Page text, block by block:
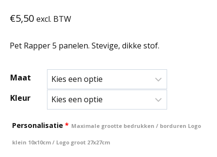
€5,50 excl. BTW
Pet Rapper 5 panelen. Stevige, dikke stof.
Maat
Kleur
Personalisatie * Maximale grootte bedrukken / borduren Logo
klein 10x10cm / Logo groot 27x27cm